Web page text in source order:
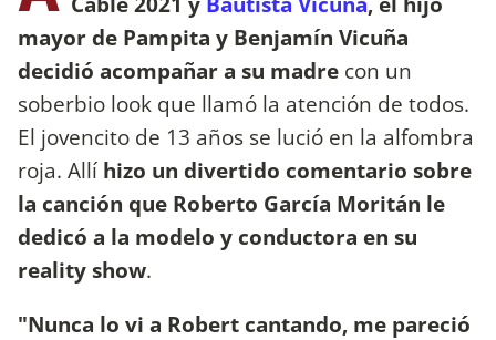
mayor de Pampita y Benjamín Vicuña
decidió acompañar a su madre con un
soberbio look que llamó la atención de todos.
El jovencito de 13 años se lució en la alfombra
roja. Allí hizo un divertido comentario sobre
la canción que Roberto García Moritán le
dedicó a la modelo y conductora en su
reality show.
"Nunca lo vi a Robert cantando, me pareció